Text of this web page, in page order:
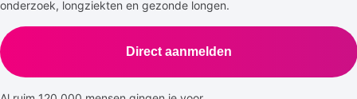
onderzoek, longziekten en gezonde longen.
Direct aanmelden